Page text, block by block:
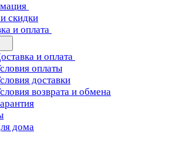
скидки
и оплата
и оплата
оплаты
доставки
возврата и обмена
дома